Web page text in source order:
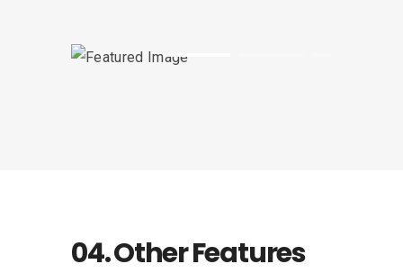
04. Other Features